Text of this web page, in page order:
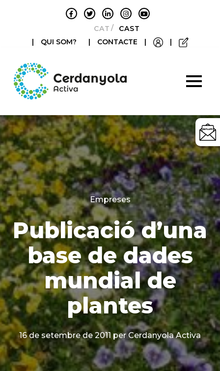
CATALÀCASTELLANO
|
QUI SOM? | CONTACTE | |
Categories
Empreses
Publicació d’una
base de dades
mundial de
plantes
16 de setembre de 2011 per Cerdanyola Activa